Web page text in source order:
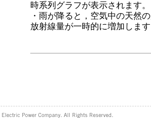
時系列グラフが表示されます。
・雨が降ると，空気中の天然
放射線量が一時的に増加しま